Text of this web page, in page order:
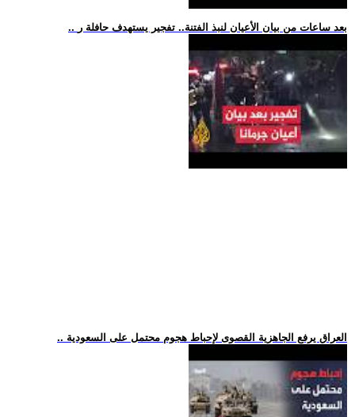
.. بعد ساعات من بيان الأعيان لنبذ الفتنة.. تفجير يستهدف حافلة ر
.. العراق يرفع الجاهزية القصوى لإحباط هجوم محتمل على السعودية